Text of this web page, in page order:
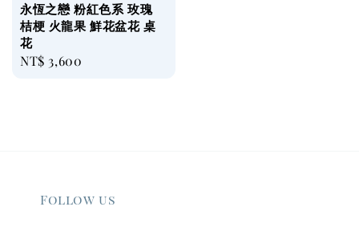
永恆之戀 粉紅色系 玫瑰
桔梗 火龍果 鮮花盆花 桌
花
Regular
NT$ 3,600
Follow us